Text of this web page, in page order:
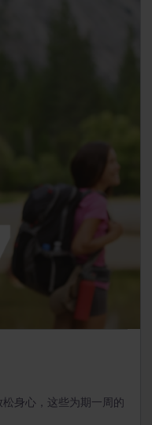
身心，这些为期一周的